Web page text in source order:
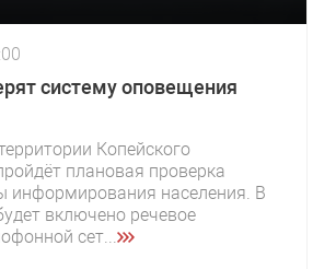
систему оповещения
Копейского
плановая проверка
информирования населения. В
включено речевое
сет...